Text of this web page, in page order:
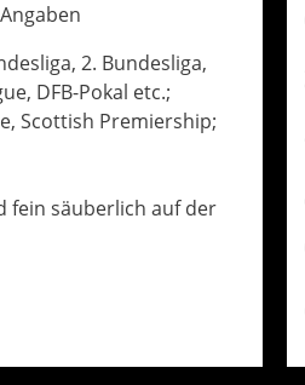
2. Bundesliga,
DFB-Pokal etc.;
Scottish Premiership;
fein säuberlich auf der